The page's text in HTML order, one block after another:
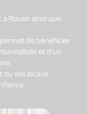
Rouen ainsi que
de bénéficier
et d’un
vos locaux